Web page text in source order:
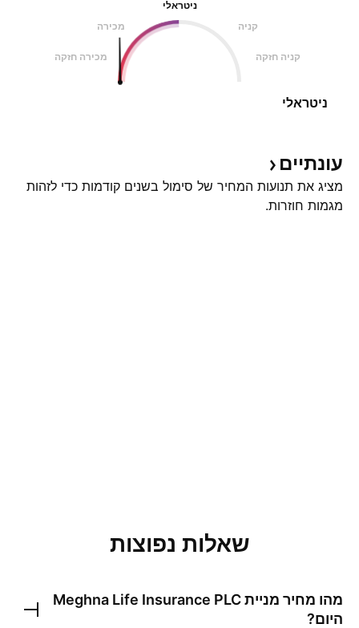
ניטראלי
מכירה
קניה
מכירה חזקה קניה חזקה
ניטראלי
עונתיים
מציג את תנועות המחיר של סימול בשנים קודמות כדי לזהות
מגמות חוזרות.
שאלות נפוצות
מהו מחיר מנייתMeghna Life Insurance PLC
היום?